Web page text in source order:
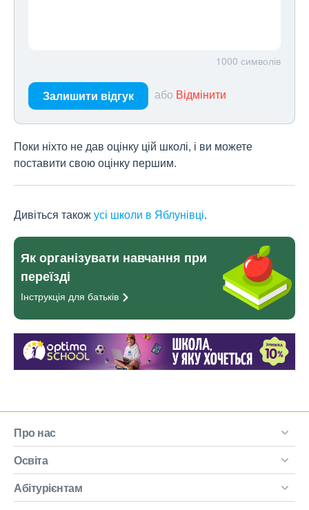
1000 символів
Залишити відгук або Відмінити
Поки ніхто не дав оцінку цій школі, і ви можете
поставити свою оцінку першим.
Дивіться такожусі школи в Яблунівці.
Як організувати навчання при
переїзді
Інструкція для батьків
Про нас
Освіта
Абітурієнтам